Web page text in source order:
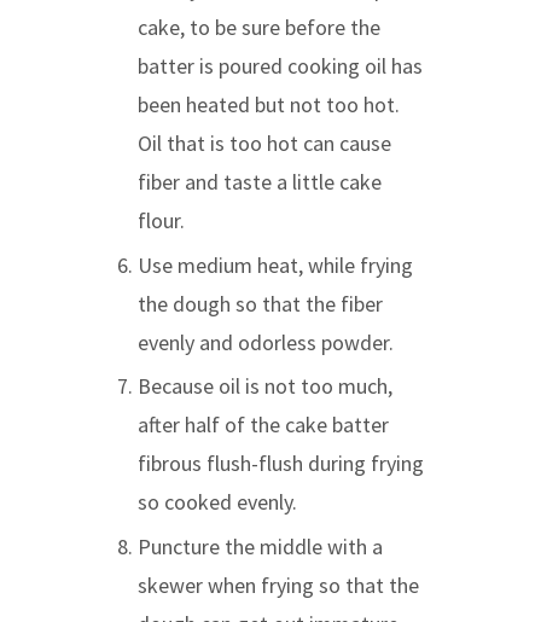
cake, to be sure before the
batter is poured cooking oil has
been heated but not too hot.
Oil that is too hot can cause
fiber and taste a little cake
flour.
Use medium heat, while frying
the dough so that the fiber
evenly and odorless powder.
Because oil is not too much,
after half of the cake batter
fibrous flush-flush during frying
so cooked evenly.
Puncture the middle with a
skewer when frying so that the